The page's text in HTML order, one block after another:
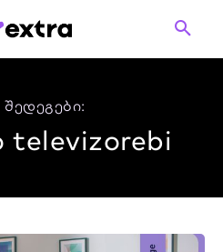
შედეგები:
televizorebi